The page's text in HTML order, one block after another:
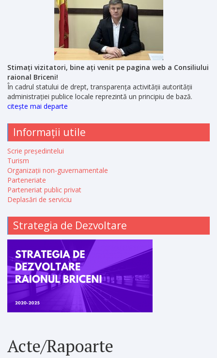
Stimați vizitatori, bine ați venit pe pagina web a Consiliului
raional Briceni!
În cadrul statului de drept, transparența activității autorității
administrației publice locale reprezintă un principiu de bază.
citește mai departe
Informații utile
Scrie președintelui
Turism
Organizații non-guvernamentale
Parteneriate
Parteneriat public privat
Deplasări de serviciu
Strategia de Dezvoltare
Acte/Rapoarte